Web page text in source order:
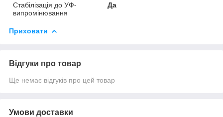
Стабілізація до УФ-
випромінювання
Да
Приховати
Відгуки про товар
Ще немає відгуків про цей товар
Умови доставки